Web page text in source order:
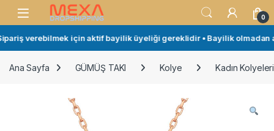
Skip to navigation
Skip to content
Open 0
verebilmek için aktif bayilik üyeliği gereklidir • Bayilik olmadan
Ana Sayfa GÜMÜŞ TAKI Kolye Kadın Kolyeleri